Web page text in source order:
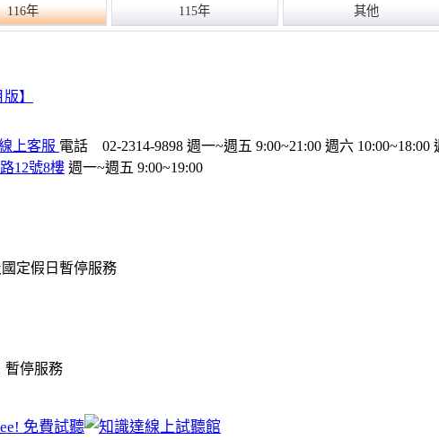
116年 115年 其他
】
上客服 電話 02-2314-9898 週一~週五 9:00~21:00 週六 10:00~18:00
12號8樓 週一~週五 9:00~19:00
定假日暫停服務
暫停服務
免費試聽